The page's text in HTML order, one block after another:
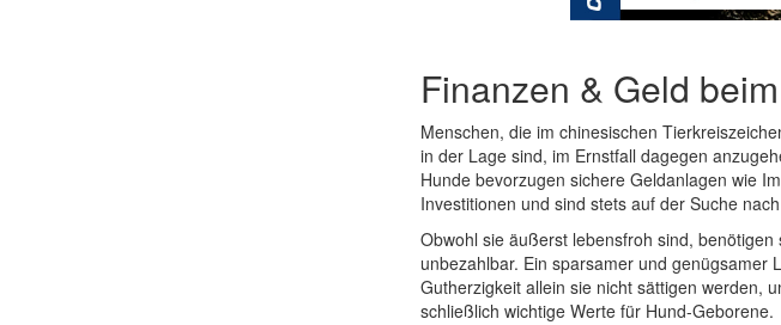
Finanzen & Geld
Menschen, die im chinesischen
in der Lage sind, im Ernstfall dagegen
Hunde bevorzugen sichere Geldanlagen wie
Investitionen und sind stets auf der Suche
Obwohl sie äußerst lebensfroh sind,
unbezahlbar. Ein sparsamer und genügsamer
Gutherzigkeit allein sie nicht sättigen werden,
schließlich wichtige Werte für Hund-Geborene.